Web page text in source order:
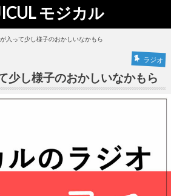
モジカル
入って少し様子のおかしいなかもら
ラジオ
少し様子のおかしいなかもら